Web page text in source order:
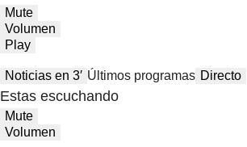
Mute
Volumen
Play
Noticias en 3′ Últimos programas Directo
Estas escuchando
Mute
Volumen